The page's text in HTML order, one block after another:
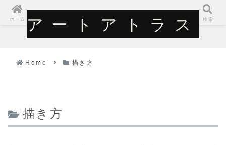
アートアトラス
Home 描き方
描き方
ホーム
アートアトラス
検索